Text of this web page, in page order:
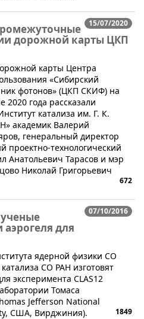
15/07/2020
дорожной карты ЦКП
карты Центра
«Сибирский
фотонов» (ЦКП СКИФ) на
2020 года рассказали
катализа им. Г. К.
академик Валерий
генеральный директор
проектно-технологический
Анатольевич Тарасов и мэр
Николай Григорьевич
672
07/10/2016
аэрогеля для
ядерной физики СО
СО РАН изготовят
эксперимента CLAS12
Томаса
Jefferson National
США, Вирджиния).
1849